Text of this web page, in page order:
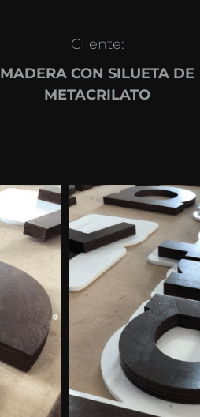
Cliente:
MADERA CON SILUETA DE
METACRILATO